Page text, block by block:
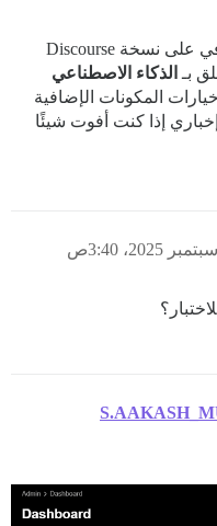
لقد تحققت من خيارات المكون الإضافي على نسخة Discourse
بـ الذكاء الاصطناعي
المكونات الإضافية
إذا كنت أفوت شيئًا